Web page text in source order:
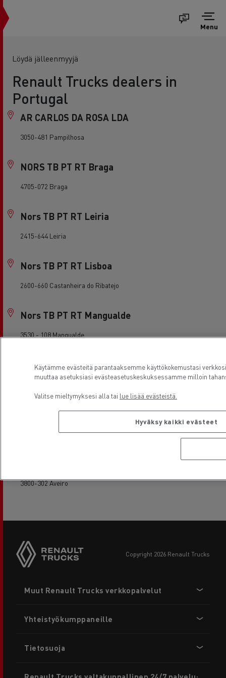
Menu
Löydä jälleenmyyjä
Renault Trucks dealers in
Portugal
AR CARLOS DA ROSA LDA
3050-481 Pampilhosa
NORS TB PT RT Braga
4705-072 Braga
Nors TB PT RT Leiria
2415-644 Leiria
Nors TB PT RT Lisboa
2600-660 Castanheira do Ribatejo
Nors TB PT RT Mangualde
3530 - 108 Mangualde
Nors TB PT RT Porto
Nors TB PT RT Santarém
2380-221 Alcanena
3800-302 Aveiro
copyright 2026 Renault Trucks
menu
Muut Renault Trucks verkkopalvelut
Yhteistyökumppaneille
Tietosuoja
Käytämme evästeitä parantaaksemme käyttökokemustasi
muuttaa asetuksiasi evästeasetuskeskuksessamme milloin
Valitse mieltymyksesi alla tai lue lisää evästeistä.
Hyväksy kaikki evästeet